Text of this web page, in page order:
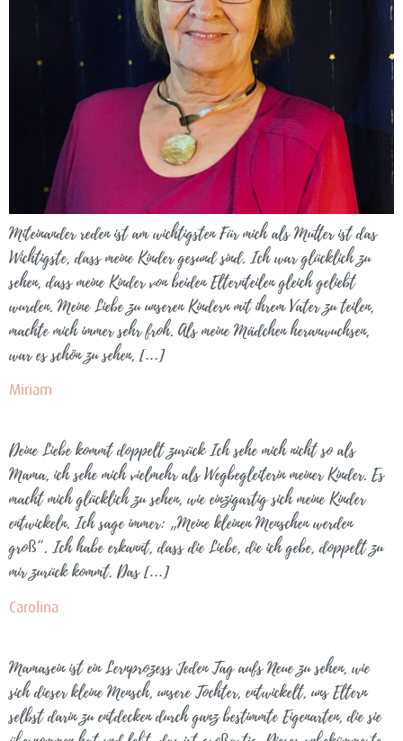
Miteinander reden ist am wichtigsten Für mich als Mutter ist das
Wichtigste, dass meine Kinder gesund sind. Ich war glücklich zu
sehen, dass meine Kinder von beiden Elternteilen gleich geliebt
wurden. Meine Liebe zu unseren Kindern mit ihrem Vater zu teilen,
machte mich immer sehr froh. Als meine Mädchen heranwuchsen,
war es schön zu sehen, […]
Miriam
Deine Liebe kommt doppelt zurück Ich sehe mich nicht so als
Mama, ich sehe mich vielmehr als Wegbegleiterin meiner Kinder. Es
macht mich glücklich zu sehen, wie einzigartig sich meine Kinder
entwickeln. Ich sage immer: „Meine kleinen Menschen werden
groß“. Ich habe erkannt, dass die Liebe, die ich gebe, doppelt zu
mir zurück kommt. Das […]
Carolina
Mamasein ist ein Lernprozess Jeden Tag aufs Neue zu sehen, wie
sich dieser kleine Mensch, unsere Tochter, entwickelt, uns Eltern
selbst darin zu entdecken durch ganz bestimmte Eigenarten, die sie